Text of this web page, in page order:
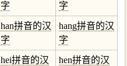
字
字
han拼音的汉
字
hang拼音的汉
字
hei拼音的汉
hen拼音的汉